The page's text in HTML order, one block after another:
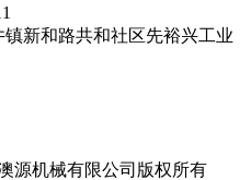
新和路共和社区先裕兴工业
源机械有限公司 版权所有